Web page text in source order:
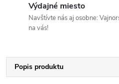
Výdajné miesto
Navštívte nás aj osobne:
na vás!
Popis produktu